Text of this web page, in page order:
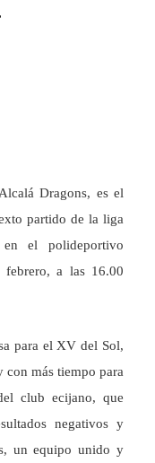
Dragons, es el
partido de la liga
el polideportivo
a las 16.00
para el XV del Sol,
con más tiempo para
club ecijano, que
negativos y
un equipo unido y